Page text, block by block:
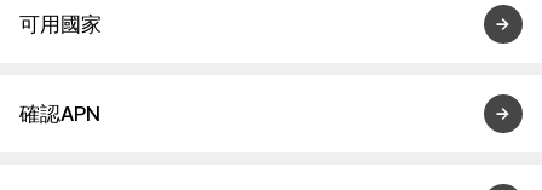
可用國家
確認APN